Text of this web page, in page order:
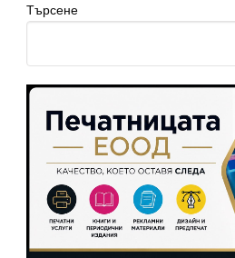
Търсене